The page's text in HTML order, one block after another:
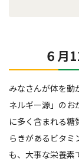
６月
みなさんが体を動
ネルギー源」のお
に多く含まれる糖
らきがあるビタ
も、大事な栄養素